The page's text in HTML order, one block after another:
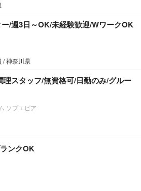
/週3日～OK/未経験歓迎/WワークOK
/ 神奈川県
理スタッフ/無資格可/日勤のみ/グルー
ソブエピア
ンクOK